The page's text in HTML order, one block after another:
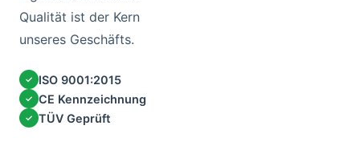
Qualität ist der Kern
unseres Geschäfts.
✓ ISO 9001:2015
✓ CE Kennzeichnung
✓ TÜV Geprüft